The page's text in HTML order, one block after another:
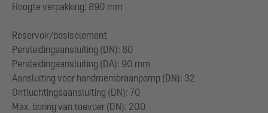
Hoogte verpakking: 890 mm
Reservoir/basiselement
Persleidingaansluiting (DN): 80
Persleidingaansluiting (DA): 90 mm
Aansluiting voor handmembraanpomp (DN): 32
Ontluchtingsaansluiting (DN): 70
Max. boring van toevoer (DN): 200